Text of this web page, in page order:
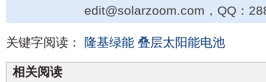
edit@solarzoom.com，QQ：
关键字阅读： 隆基绿能 叠层太阳能电池
相关阅读